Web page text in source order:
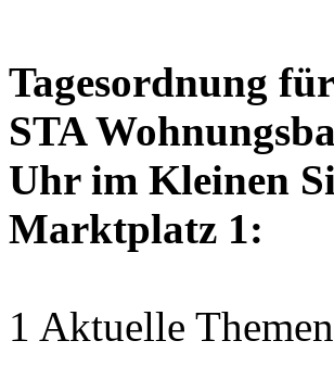
Tagesordnung
STA
Uhr im Kleinen
Marktplatz 1:
1 Aktuelle Themen